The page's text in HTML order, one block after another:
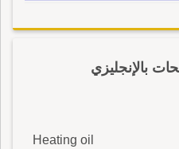
بالإنجليزي
Heating oil